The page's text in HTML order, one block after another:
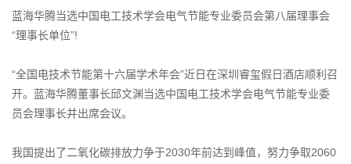
蓝海华腾当选中国电工技术学会电气节能专业委员会第八届理事会
“理事长单位”!
“全国电技术节能第十六届学术年会”近日在深圳睿玺假日酒店顺利召
开。蓝海华腾董事长邱文渊当选中国电工技术学会电气节能专业委
员会理事长并出席会议。
我国提出了二氧化碳排放力争于2030年前达到峰值，努力争取2060